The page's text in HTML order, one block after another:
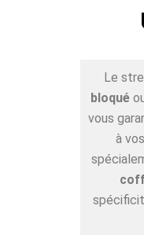
Le
bloqué
vous
à